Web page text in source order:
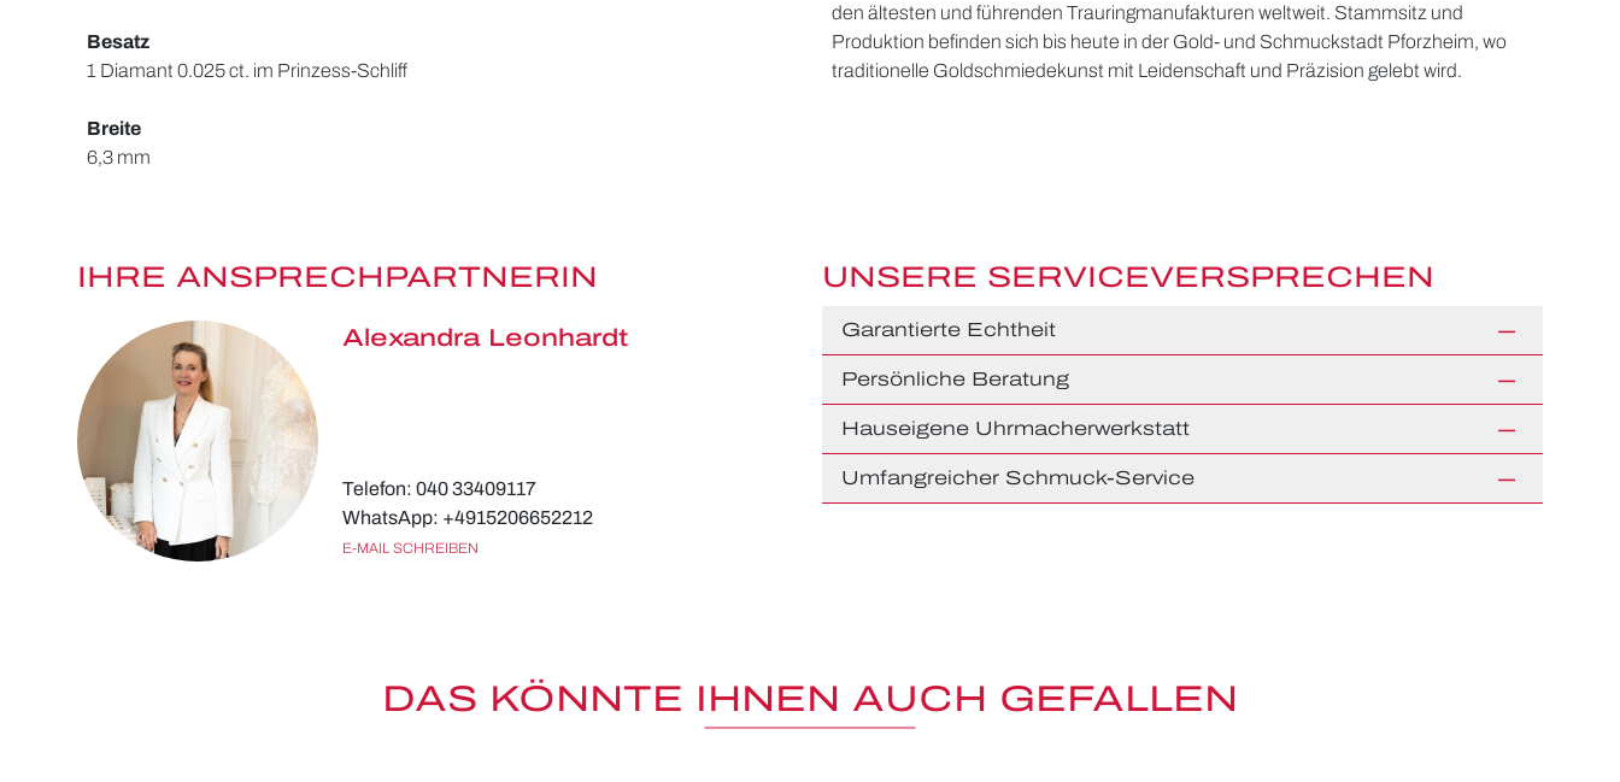
Besatz
1 Diamant 0.025 ct. im Prinzess-Schliff
Breite
6,3 mm
den ältesten und führenden Trauringmanufakturen weltweit. Stammsitz und
Produktion befinden sich bis heute in der Gold- und Schmuckstadt Pforzheim, wo
traditionelle Goldschmiedekunst mit Leidenschaft und Präzision gelebt wird.
IHRE ANSPRECHPARTNERIN
Alexandra Leonhardt
Telefon: 040 33409117
WhatsApp: +4915206652212
E-MAIL SCHREIBEN
UNSERE SERVICEVERSPRECHEN
Garantierte Echtheit
Persönliche Beratung
Hauseigene Uhrmacherwerkstatt
Umfangreicher Schmuck-Service
DAS KÖNNTE IHNEN AUCH GEFALLEN